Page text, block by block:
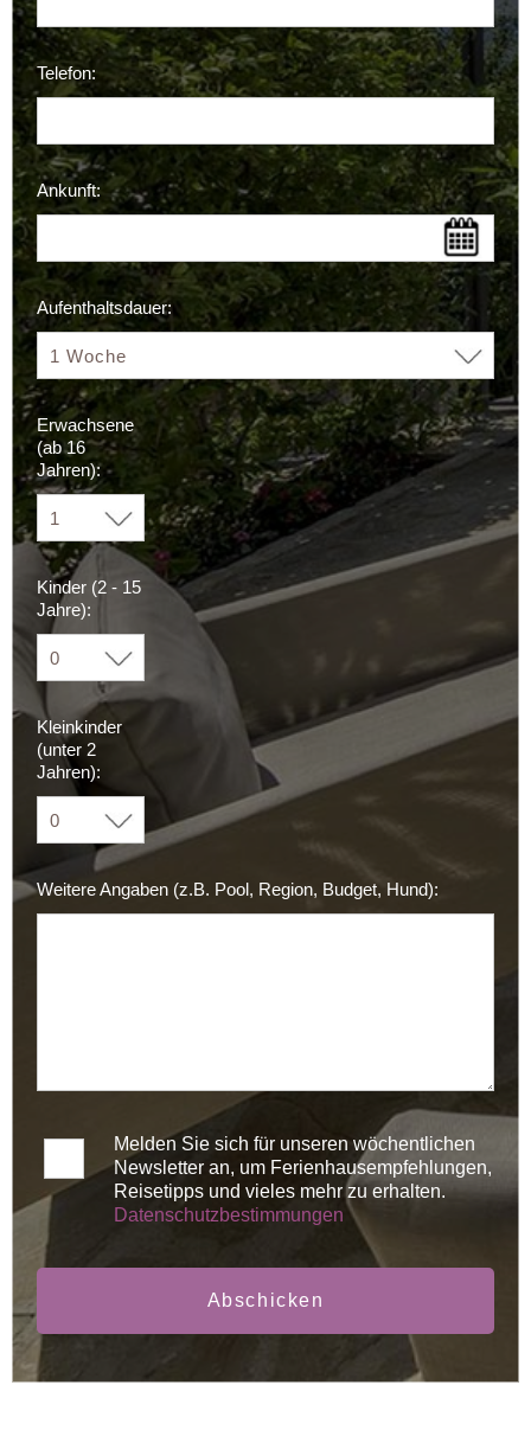
Telefon:
Ankunft:
Aufenthaltsdauer:
Erwachsene
(ab 16
Jahren):
Kinder (2 - 15
Jahre):
Kleinkinder
(unter 2
Jahren):
Weitere Angaben (z.B. Pool, Region, Budget, Hund):
Melden Sie sich für unseren wöchentlichen
Newsletter an, um Ferienhausempfehlungen,
Reisetipps und vieles mehr zu erhalten.
Datenschutzbestimmungen
Abschicken